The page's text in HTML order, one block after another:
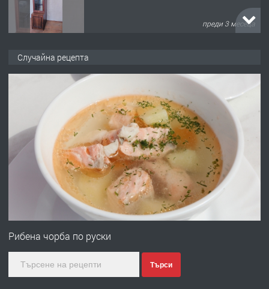
преди 3 месеца
преди 10 месеца
ПРЕДЛАГА
Професионална броячна машина -
със сертификат от ЕЦБ
преди 1 година
Професионална зеленчукорезачка
Случайна рецепта
Рибена чорба по руски
Търси